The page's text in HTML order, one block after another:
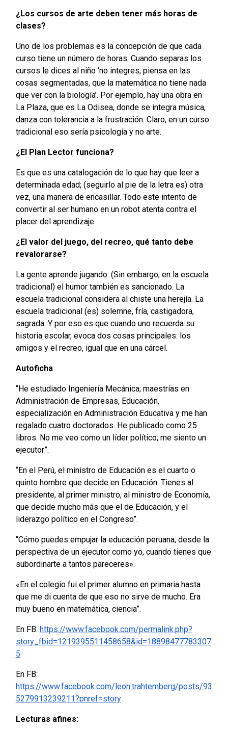
¿Los cursos de arte deben tener más horas de
clases?
Uno de los problemas es la concepción de que cada
curso tiene un número de horas. Cuando separas los
cursos le dices al niño ‘no integres, piensa en las
cosas segmentadas, que la matemática no tiene nada
que ver con la biología’. Por ejemplo, hay una obra en
La Plaza, que es La Odisea, donde se integra música,
danza con tolerancia a la frustración. Claro, en un curso
tradicional eso sería psicología y no arte.
¿El Plan Lector funciona?
Es que es una catalogación de lo que hay que leer a
determinada edad; (seguirlo al pie de la letra es) otra
vez, una manera de encasillar. Todo este intento de
convertir al ser humano en un robot atenta contra el
placer del aprendizaje.
¿El valor del juego, del recreo, qué tanto debe
revalorarse?
La gente aprende jugando. (Sin embargo, en la escuela
tradicional) el humor también es sancionado. La
escuela tradicional considera al chiste una herejía. La
escuela tradicional (es) solemne, fría, castigadora,
sagrada. Y por eso es que cuando uno recuerda su
historia escolar, evoca dos cosas principales: los
amigos y el recreo, igual que en una cárcel.
Autoficha
“He estudiado Ingeniería Mecánica; maestrías en
Administración de Empresas, Educación,
especialización en Administración Educativa y me han
regalado cuatro doctorados. He publicado como 25
libros. No me veo como un líder político; me siento un
ejecutor”.
“En el Perú, el ministro de Educación es el cuarto o
quinto hombre que decide en Educación. Tienes al
presidente, al primer ministro, al ministro de Economía,
que decide mucho más que el de Educación, y el
liderazgo político en el Congreso”.
“Cómo puedes empujar la educación peruana, desde la
perspectiva de un ejecutor como yo, cuando tienes que
subordinarte a tantos pareceres».
«En el colegio fui el primer alumno en primaria hasta
que me di cuenta de que eso no sirve de mucho. Era
muy bueno en matemática, ciencia”.
En FB: https://www.facebook.com/permalink.php?
story_fbid=1219395511458658&id=18898477783307
5
En FB:
https://www.facebook.com/leon.trahtemberg/posts/93
5279913239211?pnref=story
Lecturas afines: